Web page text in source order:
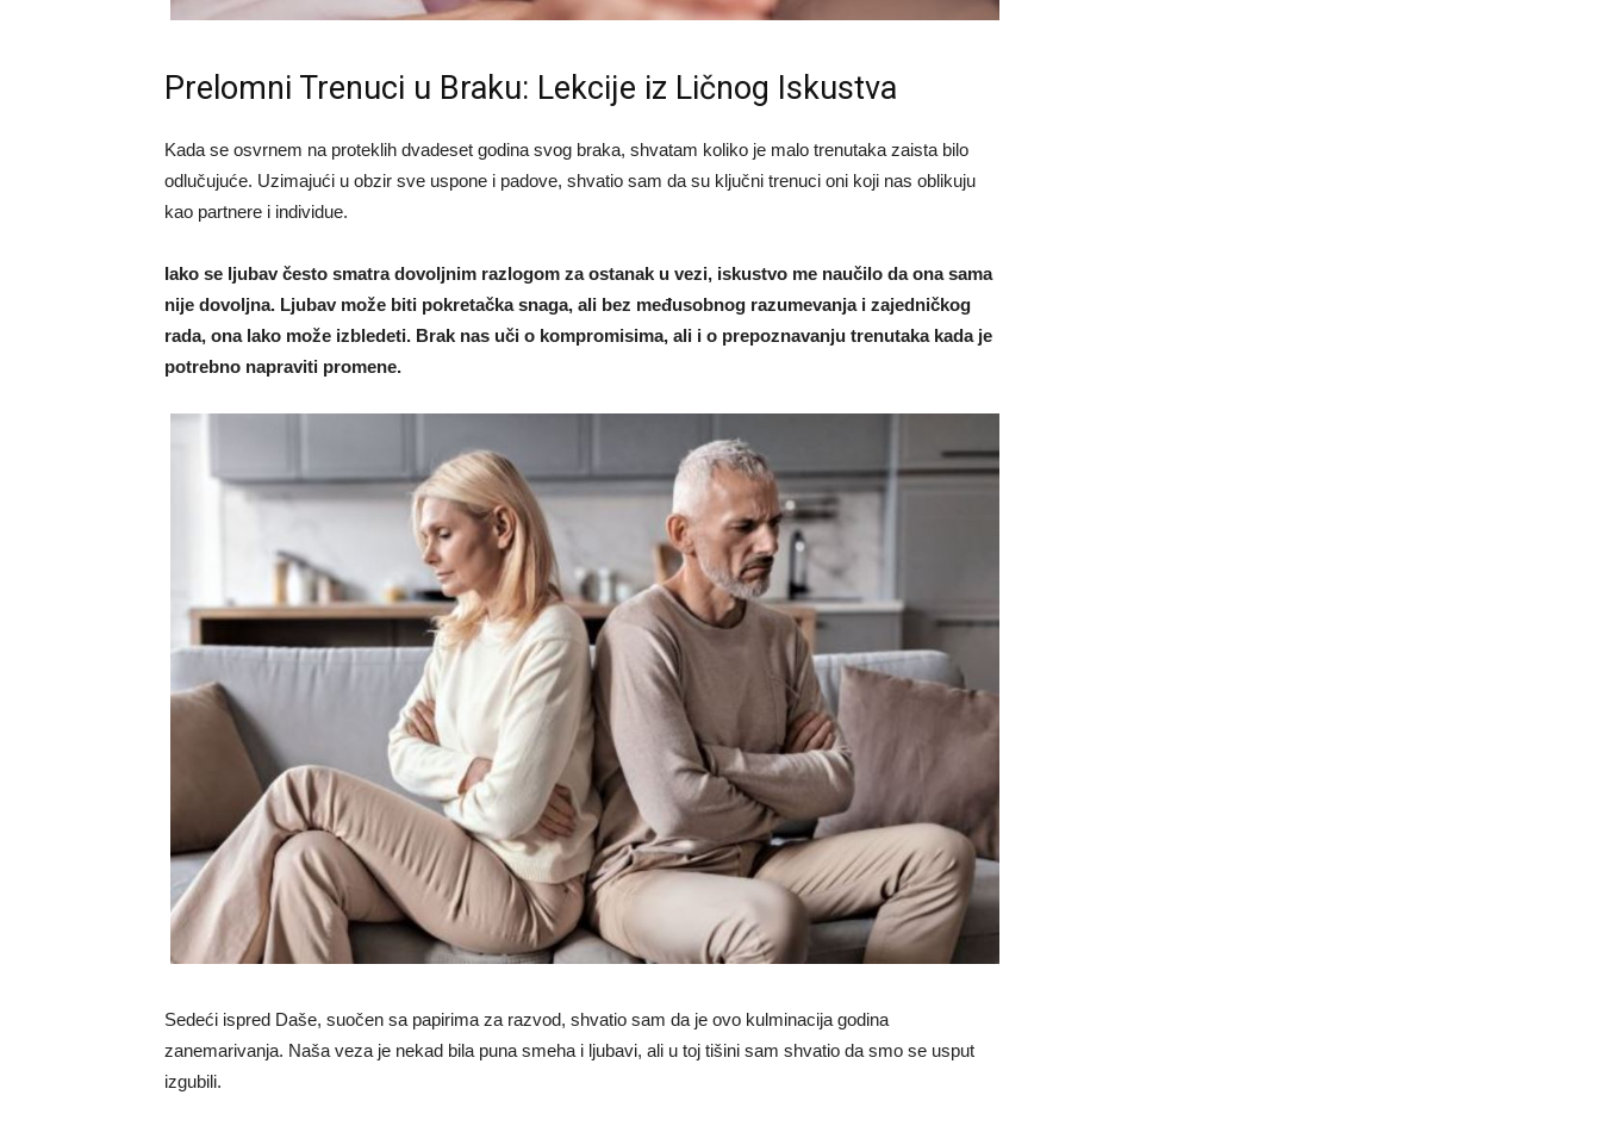
Prelomni Trenuci u Braku: Lekcije iz Ličnog Iskustva
Kada se osvrnem na proteklih dvadeset godina svog braka, shvatam koliko je malo trenutaka zaista bilo
odlučujuće. Uzimajući u obzir sve uspone i padove, shvatio sam da su ključni trenuci oni koji nas oblikuju
kao partnere i individue.
Iako se ljubav često smatra dovoljnim razlogom za ostanak u vezi, iskustvo me naučilo da ona sama
nije dovoljna. Ljubav može biti pokretačka snaga, ali bez međusobnog razumevanja i zajedničkog
rada, ona lako može izbledeti. Brak nas uči o kompromisima, ali i o prepoznavanju trenutaka kada je
potrebno napraviti promene.
Sedeći ispred Daše, suočen sa papirima za razvod, shvatio sam da je ovo kulminacija godina
zanemarivanja. Naša veza je nekad bila puna smeha i ljubavi, ali u toj tišini sam shvatio da smo se usput
izgubili.